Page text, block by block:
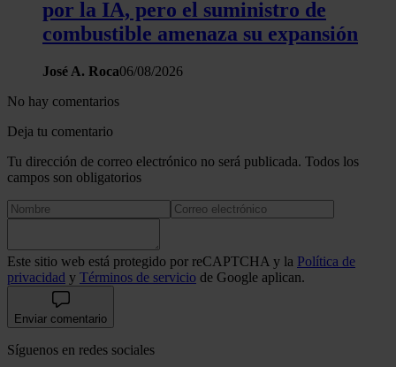
por la IA, pero el suministro de
combustible amenaza su expansión
José A. Roca06/08/2026
No hay comentarios
Deja tu comentario
Tu dirección de correo electrónico no será publicada. Todos los
campos son obligatorios
Este sitio web está protegido por reCAPTCHA y la Política de
privacidad y Términos de servicio de Google aplican.
Enviar comentario
Síguenos en redes sociales